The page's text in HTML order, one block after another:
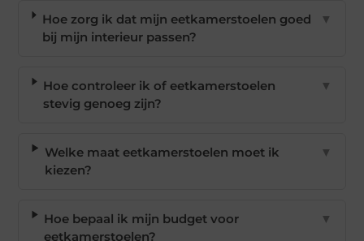
Hoe zorg ik dat mijn eetkamerstoelen goed
bij mijn interieur passen?
▼
Hoe controleer ik of eetkamerstoelen
stevig genoeg zijn?
▼
Welke maat eetkamerstoelen moet ik
kiezen?
▼
Hoe bepaal ik mijn budget voor
eetkamerstoelen?
▼